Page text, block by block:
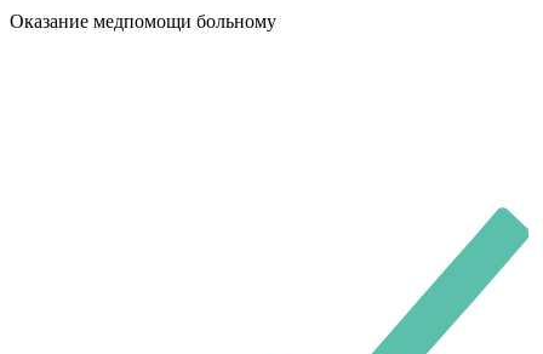
Оказание медпомощи больному